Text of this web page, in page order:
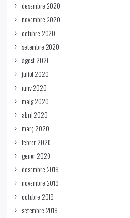
desembre 2020
novembre 2020
octubre 2020
setembre 2020
agost 2020
juliol 2020
juny 2020
maig 2020
abril 2020
març 2020
febrer 2020
gener 2020
desembre 2019
novembre 2019
octubre 2019
setembre 2019